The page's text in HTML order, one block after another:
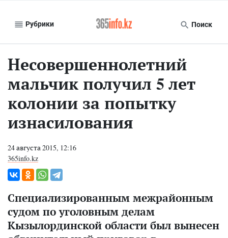
Рубрики Поиск
Несовершеннолетний
мальчик получил 5 лет
колонии за попытку
изнасилования
24 августа 2015, 12:16
365info.kz
Специализированным межрайонным
судом по уголовным делам
Кызылординской области был вынесен